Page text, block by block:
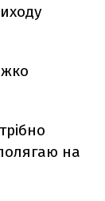
на